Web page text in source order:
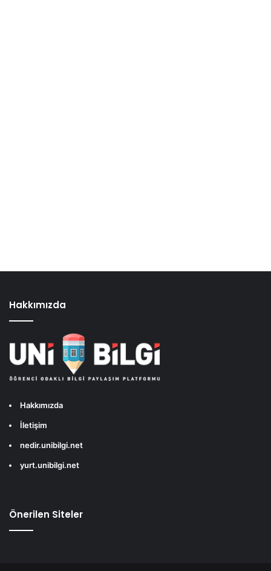
Hakkımızda
Hakkımızda
İletişim
nedir.unibilgi.net
yurt.unibilgi.net
Önerilen Siteler